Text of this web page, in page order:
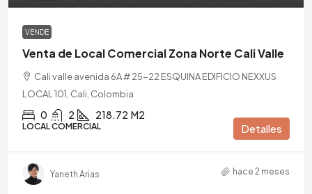
VENDE
Venta de Local Comercial Zona Norte Cali Valle
Cali valle avenida 6A # 25-22 ESQUINA EDIFICIO NEXXUS
LOCAL 101, Cali, Colombia
0 2 218.72 M2
LOCAL COMERCIAL Detalles
Yaneth Arias hace 2 meses